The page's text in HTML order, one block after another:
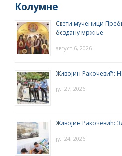
Колумне
Свети мученици
бездану мржње
август 6, 2026
Живојин Ракочевић:
јул 27, 2026
Живојин Ракочевић:
јул 24, 2026